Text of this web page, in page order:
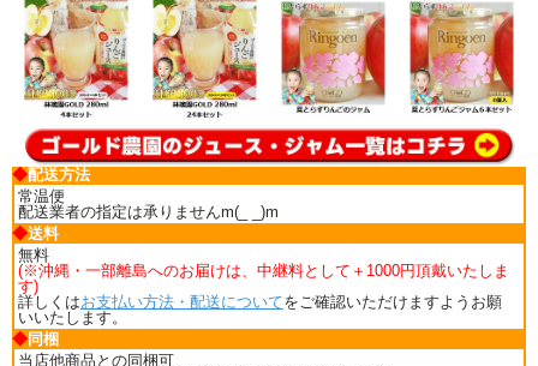
◆配送方法
常温便
配送業者の指定は承りませんm(_ _)m
◆送料
無料
(※沖縄・一部離島へのお届けは、中継料として＋1000円頂戴いたしま
す)
詳しくはお支払い方法・配送についてをご確認いただけますようお願
いいたします。
◆同梱
当店他商品との同梱可